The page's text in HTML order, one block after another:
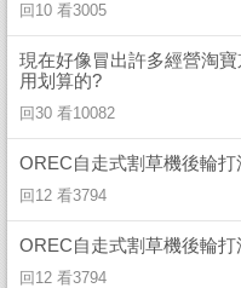
回10 看3005
現在好像冒出許多經營淘
用划算的?
回30 看10082
OREC自走式割草機後輪打
回12 看3794
OREC自走式割草機後輪打
回12 看3794